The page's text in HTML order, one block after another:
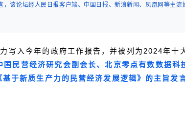
，该论坛经人民日报客户端、中国日报、新浪新闻、凤凰网等主流
写入今年的政府工作报告，并被列为2024年十
民营经济研究会副会长、北京零点有数数据
于新质生产力的民营经济发展逻辑》的主旨发言